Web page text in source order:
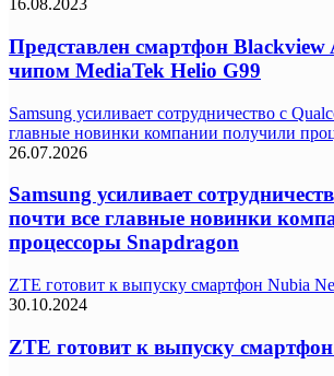
16.08.2023
Представлен смартфон Blackview
чипом MediaTek Helio G99
Samsung усиливает сотрудничество с
главные новинки компании получили
26.07.2026
Samsung усиливает
почти все главные новинки
процессоры Snapdragon
ZTE готовит к выпуску смартфон Nubia
30.10.2024
ZTE готовит к выпуску